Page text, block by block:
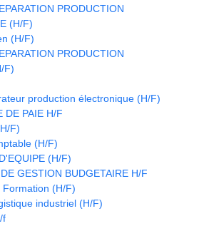
PRODUCTION
(H/F)
(H/F)
PRODUCTION
F)
production électronique (H/F)
DE PAIE H/F
F)
(H/F)
(H/F)
GESTION BUDGETAIRE H/F
(H/F)
industriel (H/F)
f